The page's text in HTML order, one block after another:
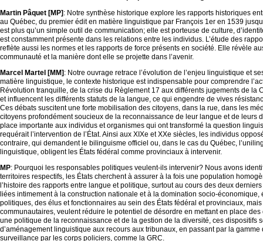
Martin Pâquet [MP] : Notre synthèse historique explore les rapports historiques
au Québec, du premier édit en matière linguistique par François 1er en 1539
est plus qu’un simple outil de communication; elle est porteuse de culture,
est constamment présente dans les relations entre les individus. L’étude des
reflète aussi les normes et les rapports de force présents en société. Elle révèle
communauté et la manière dont elle se projette dans l’avenir.
Marcel Martel [MM] : Notre ouvrage retrace l’évolution de l’enjeu linguistique et
matière linguistique, le contexte historique est indispensable pour comprendre
Révolution tranquille, de la crise du Règlement 17 aux différents jugements de la
et influencent les différents statuts de la langue, ce qui engendre de vives
Ces débats suscitent une forte mobilisation des citoyens, dans la rue, dans les
citoyens profondément soucieux de la reconnaissance de leur langue et de leurs
place importante aux individus et organismes qui ont transformé la question
requérait l’intervention de l’État. Ainsi aux XIXe et XXe siècles, les individus
contraire, qui demandent le bilinguisme officiel ou, dans le cas du Québec,
linguistique, obligent les États fédéral comme provinciaux à intervenir.
MP: Pourquoi les responsables politiques veulent-ils intervenir? Nous avons
territoires respectifs, les États cherchent à assurer à la fois une population
l’histoire des rapports entre langue et politique, surtout au cours des deux
liées intimement à la construction nationale et à la domination socio-
politiques, des élus et fonctionnaires au sein des États fédéral et provinciaux,
communautaires, veulent réduire le potentiel de désordre en mettant en place des
une politique de la reconnaissance et de la gestion de la diversité, ces dispositifs
d’aménagement linguistique aux recours aux tribunaux, en passant par la
surveillance par les corps policiers, comme la GRC.